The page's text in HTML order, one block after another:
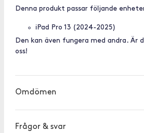
Denna produkt passar följande
iPad Pro 13 (2024-2025)
Den kan även fungera med andra. Är
oss!
Omdömen
Frågor & svar